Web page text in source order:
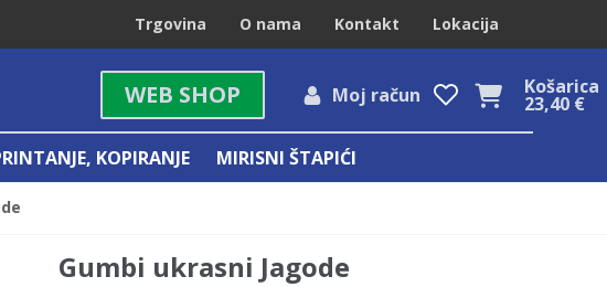
Trgovina O nama Kontakt Lokacija
Košarica
23,40 €
Moj račun
WEB SHOP
KOPIRANJE MIRISNI ŠTAPIĆI
Gumbi ukrasni Jagode